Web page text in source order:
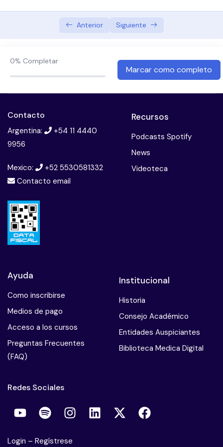
Disfagia orofaringea en el geronte- Tratamiento
Anterior Siguiente
0% Completar
Marcar como completo
Contacto
Argentina:
+54 11 4440
9956
Mexico:
+52 5530581332
Contacto email
Recursos
Podcasts Spotify
News
Videoteca
Ayuda
Como inscribirse
Medios de pago
Acceso a los cursos
Preguntas Frecuentes
(FAQ)
Institucional
Historia
Consejo Académico
Entidades Auspiciantes
Biblioteca Medica Digital
Redes Sociales
Login – Regístrese